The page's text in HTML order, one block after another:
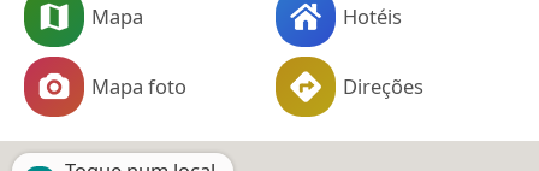
Mapa Hotéis
Mapa foto Direções